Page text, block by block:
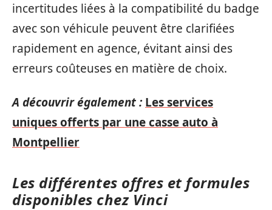
incertitudes liées à la compatibilité du badge
avec son véhicule peuvent être clarifiées
rapidement en agence, évitant ainsi des
erreurs coûteuses en matière de choix.
A découvrir également : Les services
uniques offerts par une casse auto à
Montpellier
Les différentes offres et formules
disponibles chez Vinci